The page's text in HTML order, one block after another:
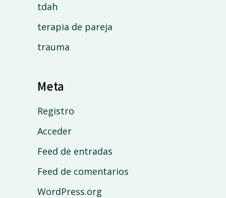
tdah
terapia de pareja
trauma
Meta
Registro
Acceder
Feed de entradas
Feed de comentarios
WordPress.org